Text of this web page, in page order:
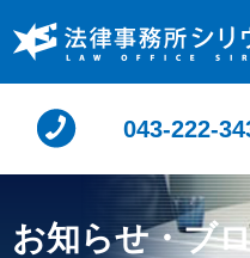
043-222-
お知らせ・ブ